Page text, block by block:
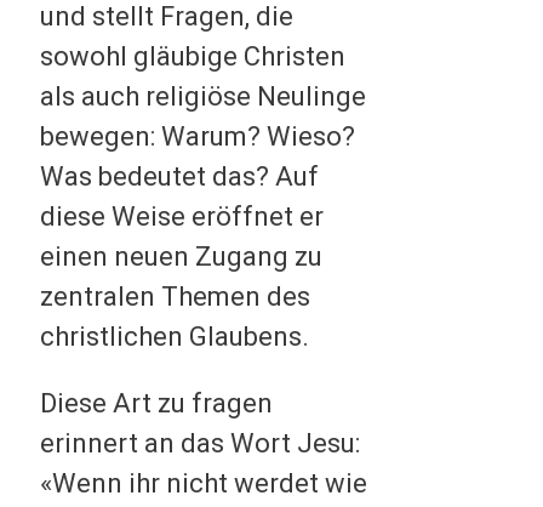
und stellt Fragen, die
sowohl gläubige Christen
als auch religiöse Neulinge
bewegen: Warum? Wieso?
Was bedeutet das? Auf
diese Weise eröffnet er
einen neuen Zugang zu
zentralen Themen des
christlichen Glaubens.
Diese Art zu fragen
erinnert an das Wort Jesu:
«Wenn ihr nicht werdet wie